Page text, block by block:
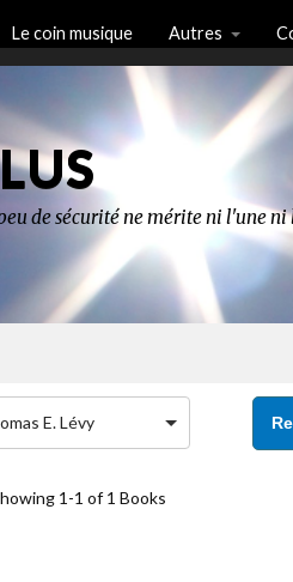
Le coin musique Autres
de sécurité ne mérite ni l'une
E. Lévy
1-1 of 1 Books